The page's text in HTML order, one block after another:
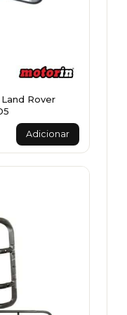
Rover
Adicionar